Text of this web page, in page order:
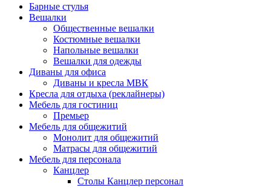
Барные стулья
Вешалки
Общественные вешалки
Костюмные вешалки
Напольные вешалки
Вешалки для одежды
Диваны для офиса
Диваны и кресла МВК
Кресла для отдыха (реклайнеры)
Мебель для гостиниц
Премьер
Мебель для общежитий
Монолит для общежитий
Матрасы для общежитий
Мебель для персонала
Канцлер
Столы Канцлер персонал